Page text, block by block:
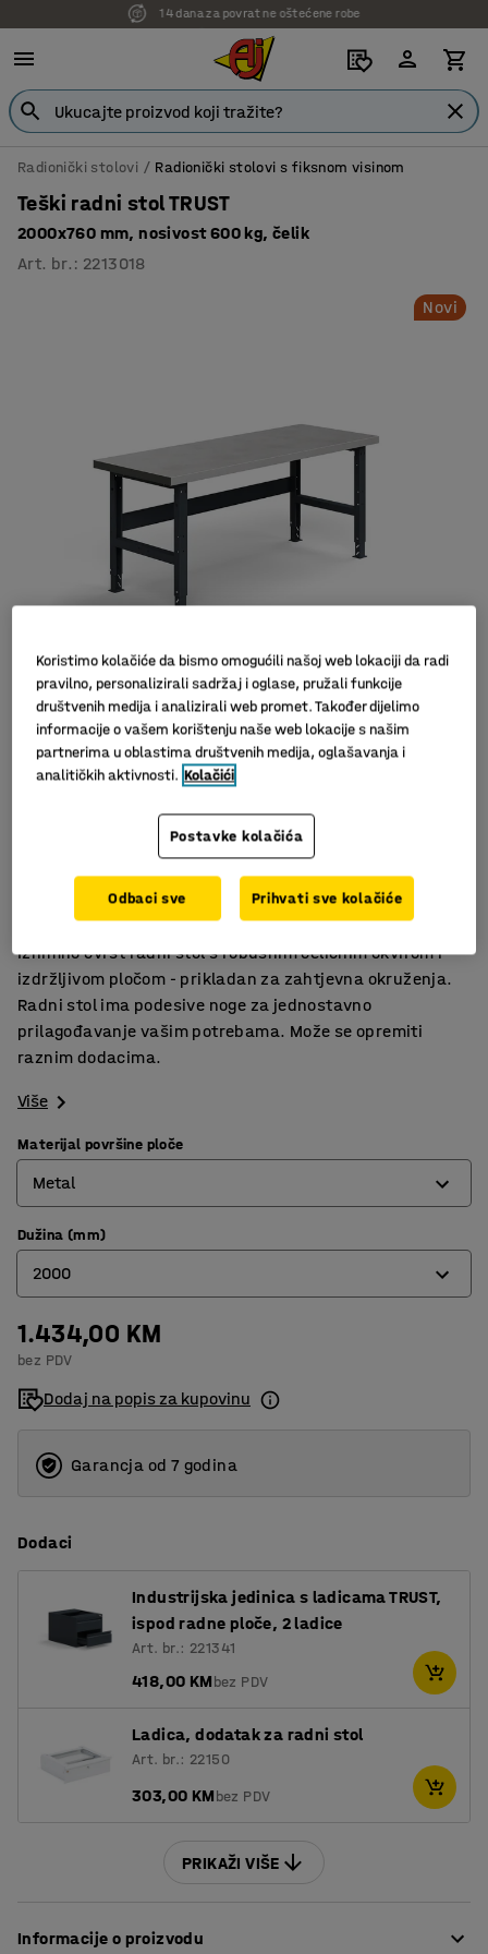
7 godina garancije
Radionički stolovi Radionički stolovi s fiksnom visinom
Teški radni stol TRUST
2000x760 mm, nosivost 600 kg, čelik
Art. br. : 2213018
Novi
Za teže predmete
Za zahtjevna okruženja
Za rukovanje oštrim predmetima
Iznimno čvrst radni stol s robusnim čeličnim okvirom i
izdržljivom pločom - prikladan za zahtjevna okruženja.
Radni stol ima podesive noge za jednostavno
prilagođavanje vašim potrebama. Može se opremiti
raznim dodacima.
Više
Materijal površine ploče
Metal
Guma
Hrast parket
Laminat
Metal
Tvrda ploča
Vinil
Dužina (mm)
2000
1500
2000
2500
1.434,00 KM
bez PDV
Dodaj na popis za kupovinu
Garancja od 7 godina
Dodaci
Industrijska jedinica s ladicama TRUST,
ispod radne ploče, 2 ladice
Art. br.: 221341
418,00 KMbez PDV
Ladica, dodatak za radni stol
Art. br.: 22150
303,00 KMbez PDV
PRIKAŽI VIŠE
Informacije o proizvodu
Koristimo kolačiće da bismo omogućili našoj web lokaciji da radi
pravilno, personalizirali sadržaj i oglase, pružali funkcije
društvenih medija i analizirali web promet. Također dijelimo
informacije o vašem korištenju naše web lokacije s našim
partnerima u oblastima društvenih medija, oglašavanja i
analitičkih aktivnosti. Kolačići
Postavke kolačića
Odbaci sve Prihvati sve kolačiće